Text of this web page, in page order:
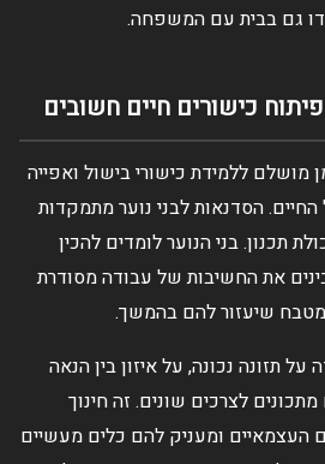
גם בבית עם המשפחה.
כישורים חיים חשובים
מושלם ללמידת כישורי בישול ואפייה
הסדנאות לבני נוער מתמקדות
תכנון. בני הנוער לומדים להכין
את החשיבות של עבודה מסודרת
שיעזור להם בהמשך.
תזונה נכונה, על איזון בין הנאה
לצרכים שונים. זה חינוך
העצמאיים ומעניק להם כלים מעשיים